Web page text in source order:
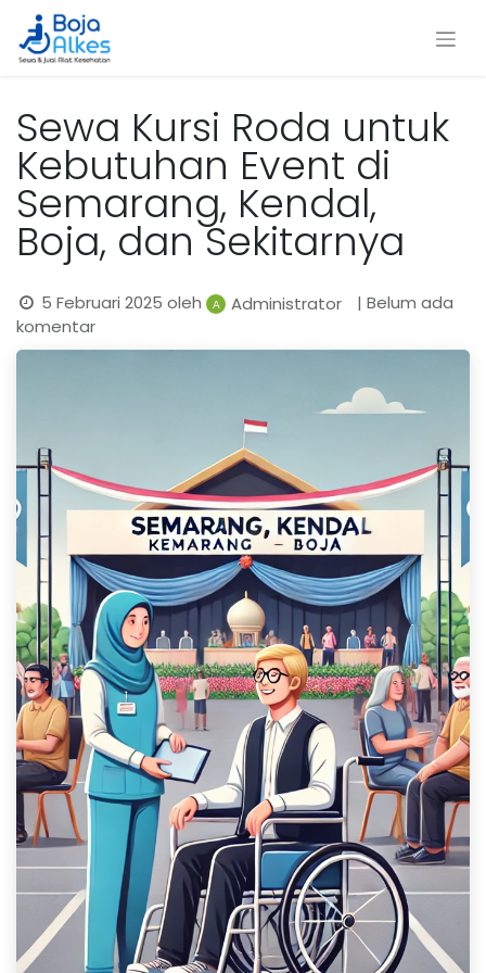
Sewa Kursi Roda untuk
Kebutuhan Event di
Semarang, Kendal,
Boja, dan Sekitarnya
5 Februari 2025 oleh Administrator
| Belum ada
komentar